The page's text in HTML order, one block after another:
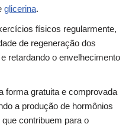
glicerina.
físicos regularmente,
de regeneração dos
retardando o envelhecimento
forma gratuita e comprovada
a produção de hormônios
contribuem para o